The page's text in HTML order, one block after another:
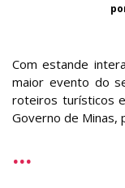
Com estande
maior evento do
roteiros turísticos
Governo de Minas,